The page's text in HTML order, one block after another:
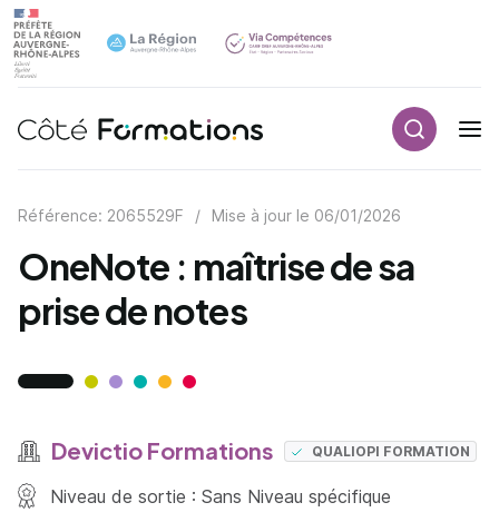
Navigation principale
Référence: 2065529F / Mise à jour le 06/01/2026
OneNote : maîtrise de sa
prise de notes
Devictio Formations QUALIOPI FORMATION
Niveau de sortie : Sans Niveau spécifique